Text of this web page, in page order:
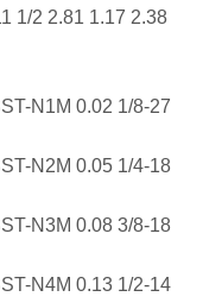
1/2 2.81 1.17 2.38
N1M 0.02 1/8-27
N2M 0.05 1/4-18
N3M 0.08 3/8-18
N4M 0.13 1/2-14